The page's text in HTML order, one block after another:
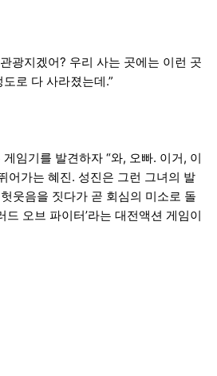
광지겠어? 우리 사는 곳에는 이런 곳
로 다 사라졌는데.”
임기를 발견하자 “와, 오빠. 이거, 이
어가는 혜진. 성진은 그런 그녀의 발
웃음을 짓다가 곧 회심의 미소로 돌
드 오브 파이터’라는 대전액션 게임이